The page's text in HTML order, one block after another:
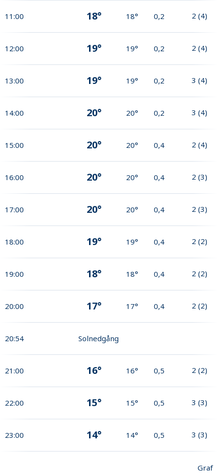
11:00 18° 18° 0,2 2 (4)
12:00 19° 19° 0,2 2 (4)
13:00 19° 19° 0,2 3 (4)
14:00 20° 20° 0,2 3 (4)
15:00 20° 20° 0,4 2 (4)
16:00 20° 20° 0,4 2 (3)
17:00 20° 20° 0,4 2 (3)
18:00 19° 19° 0,4 2 (2)
19:00 18° 18° 0,4 2 (2)
20:00 17° 17° 0,4 2 (2)
20:54 Solnedgång
21:00 16° 16° 0,5 2 (2)
22:00 15° 15° 0,5 3 (3)
23:00 14° 14° 0,5 3 (3)
Graf